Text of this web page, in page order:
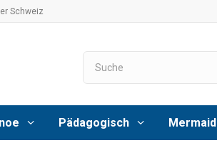
Schweiz
Pädagogisch